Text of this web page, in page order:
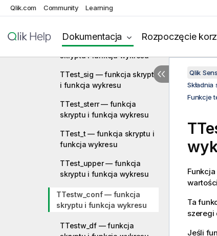
Qlik.com Community Learning
Dokumentacja Rozpoczęcie
TTest_dif — funkcja skryptu
TTest_lower — funkcja
skryptu i funkcja wykresu
TTest_sig — funkcja skryptu
i funkcja wykresu
TTest_sterr — funkcja
skryptu i funkcja wykresu
TTest_t — funkcja skryptu i
funkcja wykresu
TTest_upper — funkcja
skryptu i funkcja wykresu
TTestw_conf — funkcja
skryptu i funkcja wykresu
TTestw_df — funkcja
Qlik
Funkcje
Funkcja
Ta
szeregi
Jeśli